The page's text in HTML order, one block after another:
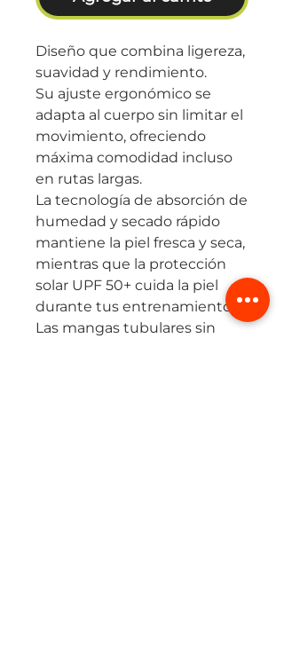
Diseño que combina ligereza,
suavidad y rendimiento.
Su ajuste ergonómico se
adapta al cuerpo sin limitar el
movimiento, ofreciendo
máxima comodidad incluso
en rutas largas.
La tecnología de absorción de
humedad y secado rápido
mantiene la piel fresca y seca,
mientras que la protección
solar UPF 50+ cuida la piel
durante tus entrenamientos.
Las mangas tubulares sin